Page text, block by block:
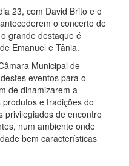
23, com David Brito e o
o concerto de
grande destaque é
Emanuel e Tânia.
Municipal de
eventos para o
de dinamizarem a
e tradições do
privilegiados de encontro
num ambiente onde
bem características